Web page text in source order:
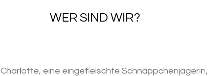
WER SIND WIR?
Charlotte, eine eingefleischte Schnäppchenjägerin,